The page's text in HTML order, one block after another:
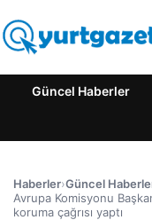
Güncel Haberler
Haberler›Güncel
Avrupa Komisyonu
koruma çağrısı yaptı